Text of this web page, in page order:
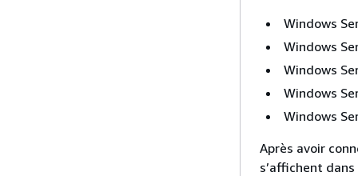
Windows
Windows
Windows
Windows
Windows
Après avoir
s’affichent